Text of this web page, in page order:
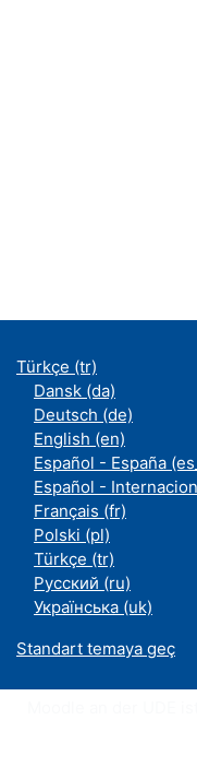
Türkçe ‎(tr)‎
Dansk ‎(da)‎
Deutsch ‎(de)‎
English ‎(en)‎
Español - España
Español -
Français ‎(fr)‎
Polski ‎(pl)‎
Türkçe ‎(tr)‎
Русский ‎(ru)‎
Українська ‎(uk)‎
Standart temaya geç